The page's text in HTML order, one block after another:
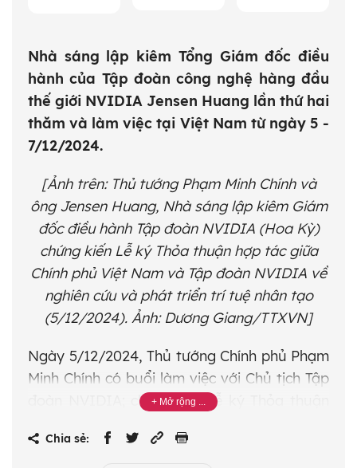
Nhà sáng lập kiêm Tổng Giám đốc điều
hành của Tập đoàn công nghệ hàng đầu
thế giới NVIDIA Jensen Huang lần thứ hai
thăm và làm việc tại Việt Nam từ ngày 5 -
7/12/2024.
[Ảnh trên: Thủ tướng Phạm Minh Chính và
ông Jensen Huang, Nhà sáng lập kiêm Giám
đốc điều hành Tập đoàn NVIDIA (Hoa Kỳ)
chứng kiến Lễ ký Thỏa thuận hợp tác giữa
Chính phủ Việt Nam và Tập đoàn NVIDIA về
nghiên cứu và phát triển trí tuệ nhân tạo
(5/12/2024). Ảnh: Dương Giang/TTXVN]
Ngày 5/12/2024, Thủ tướng Chính phủ Phạm
Minh Chính có buổi làm việc với Chủ tịch Tập
đoàn NVIDIA; chứng kiến lễ ký Thỏa thuận
NVIDIA về hợp tác thành lập Trung tâm
Chia sẻ: